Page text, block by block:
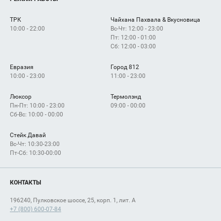
Как добраться
ТРК
10:00 - 22:00
Чайхана Пахвала & Вкусновица
Вс-Чт: 12:00 - 23:00
Пт: 12:00 - 01:00
Сб: 12:00 - 03:00
Евразия
10:00 - 23:00
Город 812
11:00 - 23:00
Люксор
Пн-Пт: 10:00 - 23:00
Сб-Вс: 10:00 - 00:00
Термолэнд
09:00 - 00:00
Стейк Давай
Вс-Чт: 10:30-23:00
Пт-Сб: 10:30-00:00
КОНТАКТЫ
196240, Пулковское шоссе, 25, корп. 1, лит. А
+7 (800) 600-07-84